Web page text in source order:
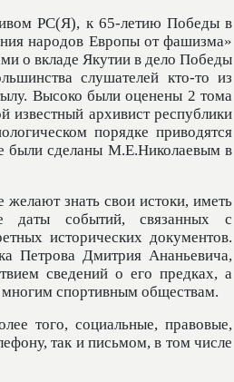
РС(Я), к 65-летию Победы в
народов Европы от фашизма»
о вкладе Якутии в дело Победы
слушателей кто-то из
Высоко были оценены 2 тома
известный архивист республики
порядке приводятся
были сделаны М.Е.Николаевым в
знать свои истоки, иметь
даты событий, связанных с
исторических документов.
Петрова Дмитрия Ананьевича,
сведений о его предках, а
спортивным обществам.
того, социальные, правовые,
так и письмом, в том числе